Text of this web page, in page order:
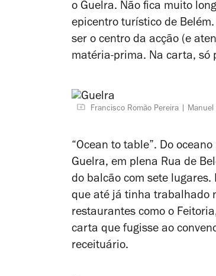
o Guelra. Não fica muito
epicentro turístico de
ser o centro da acção (e
matéria-prima. Na carta, só
Francisco Romão Pereira Manuel
“Ocean to table”. Do
Guelra, em plena Rua de
do balcão com sete
que até já tinha trabalhado
restaurantes como o
carta que fugisse ao
receituário.